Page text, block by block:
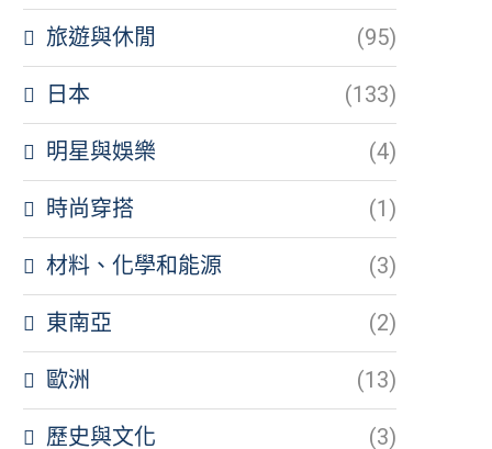
旅遊與休閒 (95)
日本 (133)
明星與娛樂 (4)
時尚穿搭 (1)
材料、化學和能源 (3)
東南亞 (2)
歐洲 (13)
歷史與文化 (3)